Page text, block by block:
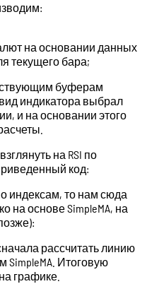
на основании данных
текущего бара;
буферам
индикатора выбрал
и на основании этого
на RSI по
код:
индексам, то нам сюда
на основе SimpleMA, на
рассчитать линию
SimpleMA. Итоговую
графике.